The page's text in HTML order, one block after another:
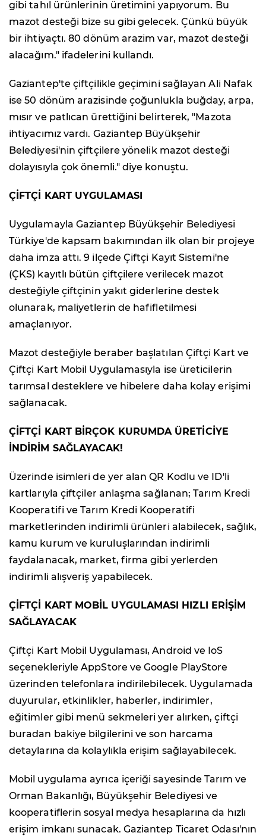
gibi tahıl ürünlerinin üretimini yapıyorum. Bu
mazot desteği bize su gibi gelecek. Çünkü büyük
bir ihtiyaçtı. 80 dönüm arazim var, mazot desteği
alacağım." ifadelerini kullandı.
Gaziantep'te çiftçilikle geçimini sağlayan Ali Nafak
ise 50 dönüm arazisinde çoğunlukla buğday, arpa,
mısır ve patlıcan ürettiğini belirterek, "Mazota
ihtiyacımız vardı. Gaziantep Büyükşehir
Belediyesi'nin çiftçilere yönelik mazot desteği
dolayısıyla çok önemli." diye konuştu.
ÇİFTÇİ KART UYGULAMASI
Uygulamayla Gaziantep Büyükşehir Belediyesi
Türkiye'de kapsam bakımından ilk olan bir projeye
daha imza attı. 9 ilçede Çiftçi Kayıt Sistemi'ne
(ÇKS) kayıtlı bütün çiftçilere verilecek mazot
desteğiyle çiftçinin yakıt giderlerine destek
olunarak, maliyetlerin de hafifletilmesi
amaçlanıyor.
Mazot desteğiyle beraber başlatılan Çiftçi Kart ve
Çiftçi Kart Mobil Uygulamasıyla ise üreticilerin
tarımsal desteklere ve hibelere daha kolay erişimi
sağlanacak.
ÇİFTÇİ KART BİRÇOK KURUMDA ÜRETİCİYE
İNDİRİM SAĞLAYACAK!
Üzerinde isimleri de yer alan QR Kodlu ve ID'li
kartlarıyla çiftçiler anlaşma sağlanan; Tarım Kredi
Kooperatifi ve Tarım Kredi Kooperatifi
marketlerinden indirimli ürünleri alabilecek, sağlık,
kamu kurum ve kuruluşlarından indirimli
faydalanacak, market, firma gibi yerlerden
indirimli alışveriş yapabilecek.
ÇİFTÇİ KART MOBİL UYGULAMASI HIZLI ERİŞİM
SAĞLAYACAK
Çiftçi Kart Mobil Uygulaması, Android ve IoS
seçenekleriyle AppStore ve Google PlayStore
üzerinden telefonlara indirilebilecek. Uygulamada
duyurular, etkinlikler, haberler, indirimler,
eğitimler gibi menü sekmeleri yer alırken, çiftçi
buradan bakiye bilgilerini ve son harcama
detaylarına da kolaylıkla erişim sağlayabilecek.
Mobil uygulama ayrıca içeriği sayesinde Tarım ve
Orman Bakanlığı, Büyükşehir Belediyesi ve
kooperatiflerin sosyal medya hesaplarına da hızlı
erişim imkanı sunacak. Gaziantep Ticaret Odası'nın